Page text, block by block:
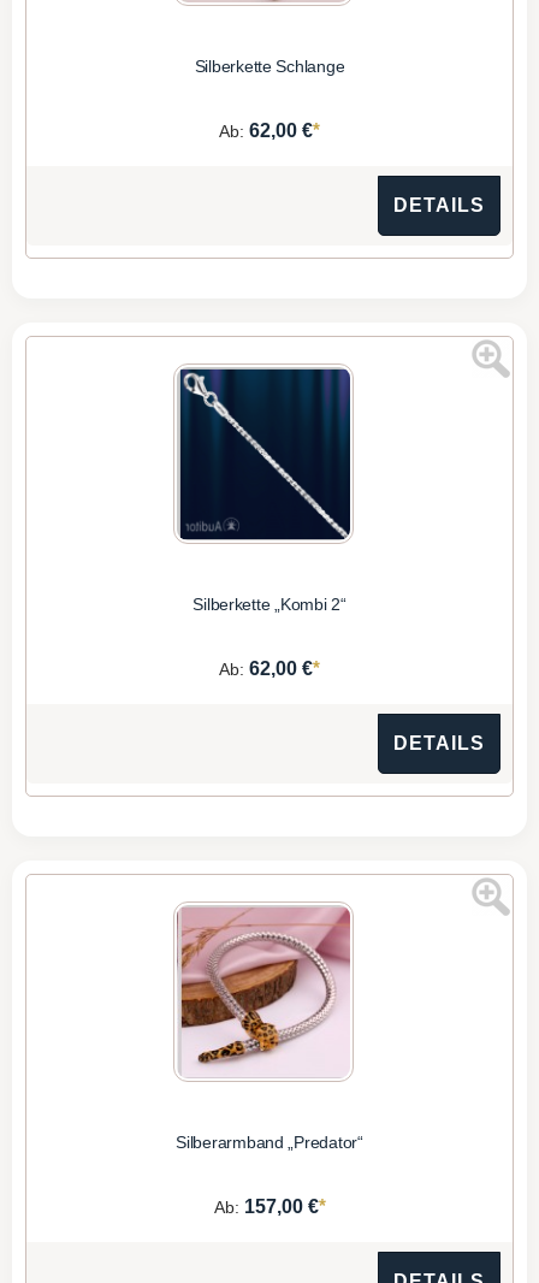
Silberkette Schlange
Ab: 62,00 €*
DETAILS
Silberkette „Kombi 2“
Ab: 62,00 €*
DETAILS
Silberarmband „Predator“
Ab: 157,00 €*